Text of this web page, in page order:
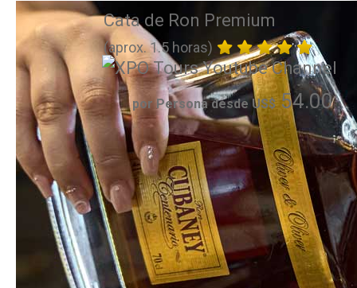
Cata de Ron Premium
(aprox. 1.5 horas)
por Persona desde US$54.00